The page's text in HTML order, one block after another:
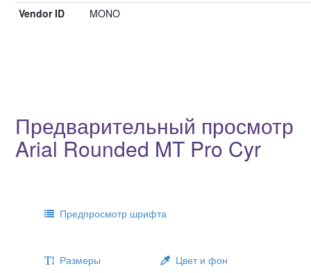
Vendor ID
MONO
Предварительный просмотр
Arial Rounded MT Pro Cyr
Предпросмотр шрифта
Размеры Цвет и фон